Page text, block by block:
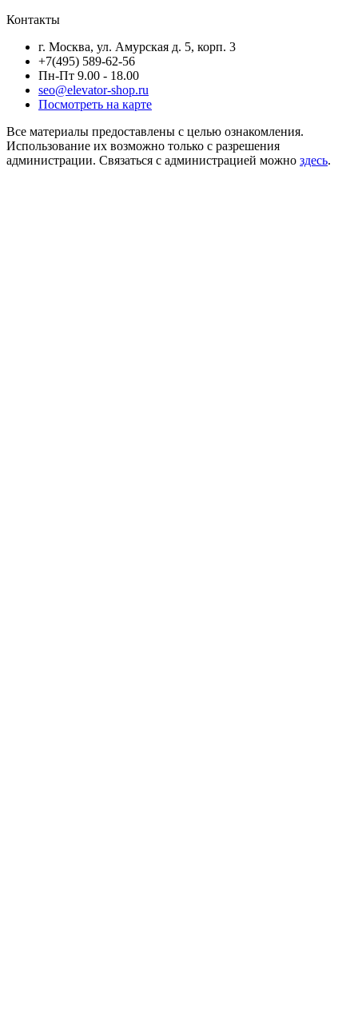
Контакты
г. Москва, ул. Амурская д. 5, корп. 3
+7(495) 589-62-56
Пн-Пт 9.00 - 18.00
seo@elevator-shop.ru
Посмотреть на карте
Все материалы предоставлены с целью ознакомления.
Использование их возможно только с разрешения
администрации. Связаться с администрацией можно здесь.